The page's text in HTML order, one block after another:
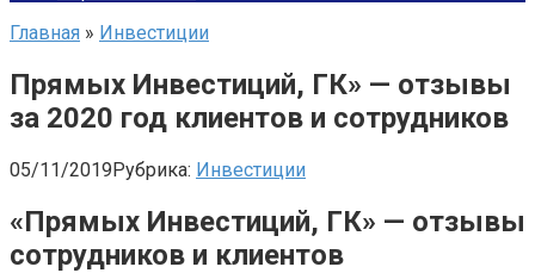
Главная » Инвестиции
Прямых Инвестиций, ГК» — отзывы
за 2020 год клиентов и сотрудников
05/11/2019Рубрика: Инвестиции
«Прямых Инвестиций, ГК» — отзывы
сотрудников и клиентов